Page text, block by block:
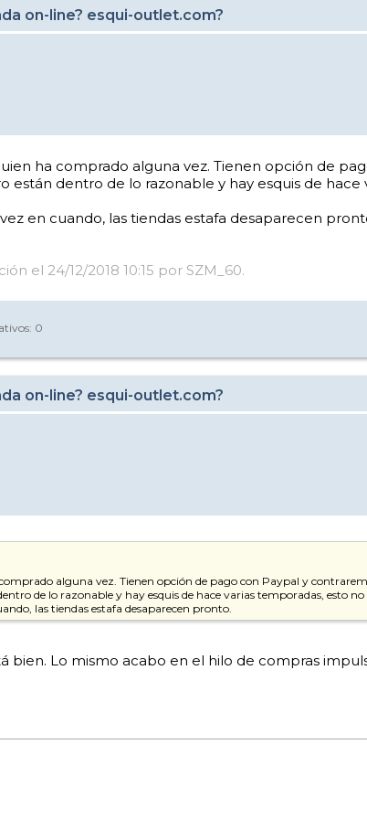
on-line? esqui-outlet.com?
ha comprado alguna vez. Tienen opción de
están dentro de lo razonable y hay esquis de
en cuando, las tiendas estafa desaparecen
el 24/12/2018 10:15 por SZM_60.
0
on-line? esqui-outlet.com?
alguna vez. Tienen opción de pago con Paypal y
de lo razonable y hay esquis de hace varias temporadas, esto
las tiendas estafa desaparecen pronto.
bien. Lo mismo acabo en el hilo de compras